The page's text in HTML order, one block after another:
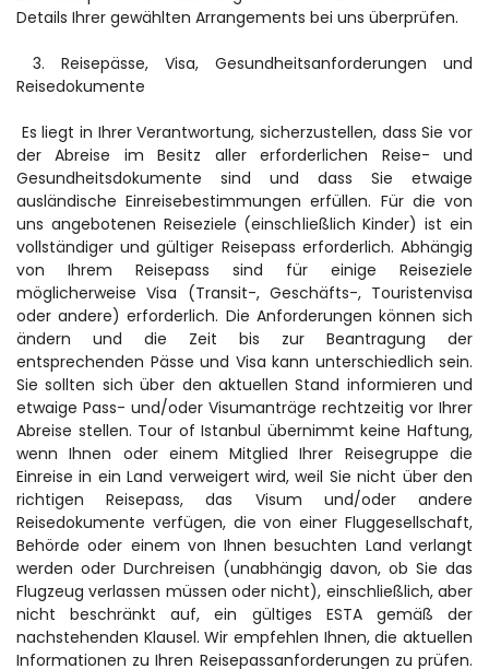
Details Ihrer gewählten Arrangements bei uns überprüfen.
Reisedokumente
der Abreise im Besitz aller erforderlichen Reise- und
Gesundheitsdokumente sind und dass Sie etwaige
ausländische Einreisebestimmungen erfüllen. Für die von
uns angebotenen Reiseziele (einschließlich Kinder) ist ein
vollständiger und gültiger Reisepass erforderlich. Abhängig
von Ihrem Reisepass sind für einige Reiseziele
möglicherweise Visa (Transit-, Geschäfts-, Touristenvisa
oder andere) erforderlich. Die Anforderungen können sich
ändern und die Zeit bis zur Beantragung der
entsprechenden Pässe und Visa kann unterschiedlich sein.
Sie sollten sich über den aktuellen Stand informieren und
etwaige Pass- und/oder Visumanträge rechtzeitig vor Ihrer
Abreise stellen. Tour of Istanbul übernimmt keine Haftung,
wenn Ihnen oder einem Mitglied Ihrer Reisegruppe die
Einreise in ein Land verweigert wird, weil Sie nicht über den
richtigen Reisepass, das Visum und/oder andere
Reisedokumente verfügen, die von einer Fluggesellschaft,
Behörde oder einem von Ihnen besuchten Land verlangt
werden oder Durchreisen (unabhängig davon, ob Sie das
Flugzeug verlassen müssen oder nicht), einschließlich, aber
nicht beschränkt auf, ein gültiges ESTA gemäß der
nachstehenden Klausel. Wir empfehlen Ihnen, die aktuellen
Informationen zu Ihren Reisepassanforderungen zu prüfen.